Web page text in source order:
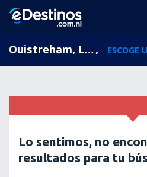
Ouistreham, Lower Normandy, Francia, ESCOGE
Lo sentimos, no
resultados para tu